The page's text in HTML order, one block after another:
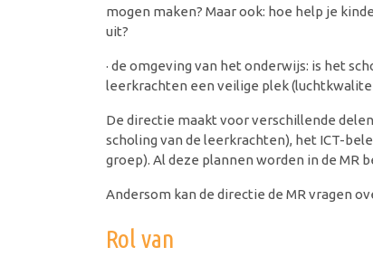
mogen maken? Maar ook: hoe help je
uit?
· de omgeving van het onderwijs: is het
leerkrachten een veilige plek
De directie maakt voor verschillende
scholing van de leerkrachten), het ICT-
groep). Al deze plannen worden in de MR
Andersom kan de directie de MR vragen
Rol van